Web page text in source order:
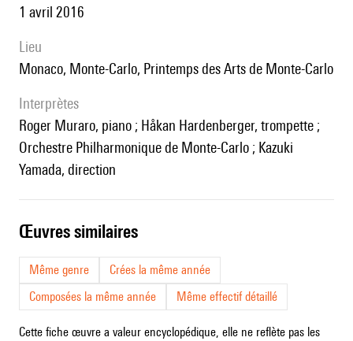
1 avril 2016
lieu
Monaco, Monte-Carlo, Printemps des Arts de Monte-Carlo
interprètes
Roger Muraro, piano ; Håkan Hardenberger, trompette ;
Orchestre Philharmonique de Monte-Carlo ; Kazuki
Yamada, direction
œuvres similaires
Même genre
Crées la même année
Composées la même année
Même effectif détaillé
Cette fiche œuvre a valeur encyclopédique, elle ne reflète pas les